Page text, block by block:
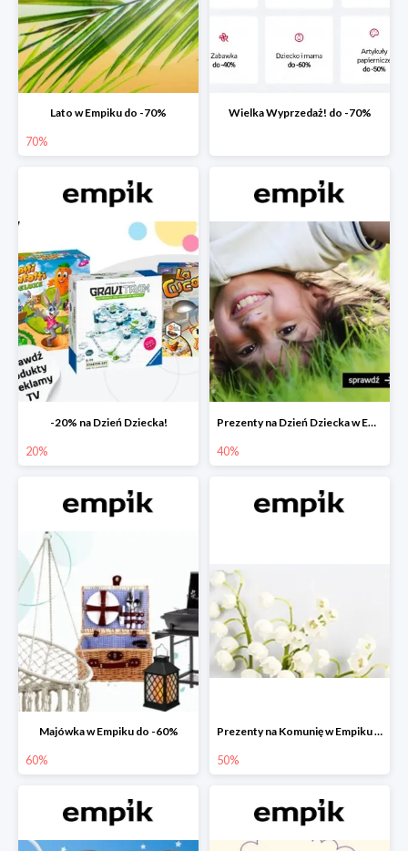
Lato w Empiku do -70%
70%
Wielka Wyprzedaż! do -70%
-20% na Dzień Dziecka!
20%
Prezenty na Dzień Dziecka w Empiku do -40%
40%
Majówka w Empiku do -60%
60%
Prezenty na Komunię w Empiku do -50%
50%